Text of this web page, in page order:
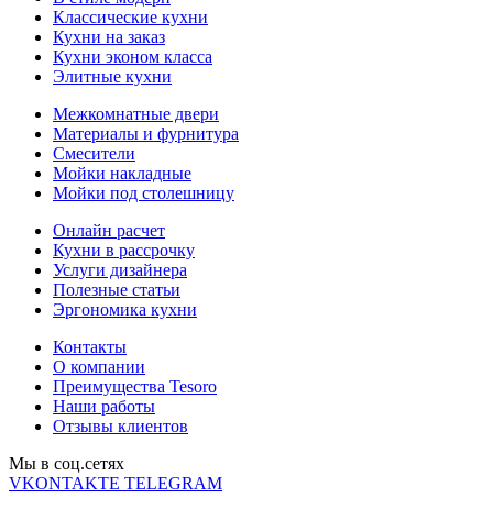
Классические кухни
Кухни на заказ
Кухни эконом класса
Элитные кухни
Межкомнатные двери
Материалы и фурнитура
Смесители
Мойки накладные
Мойки под столешницу
Онлайн расчет
Кухни в рассрочку
Услуги дизайнера
Полезные статьи
Эргономика кухни
Контакты
О компании
Преимущества Tesoro
Наши работы
Отзывы клиентов
Мы в соц.cетях
VKONTAKTE TELEGRAM